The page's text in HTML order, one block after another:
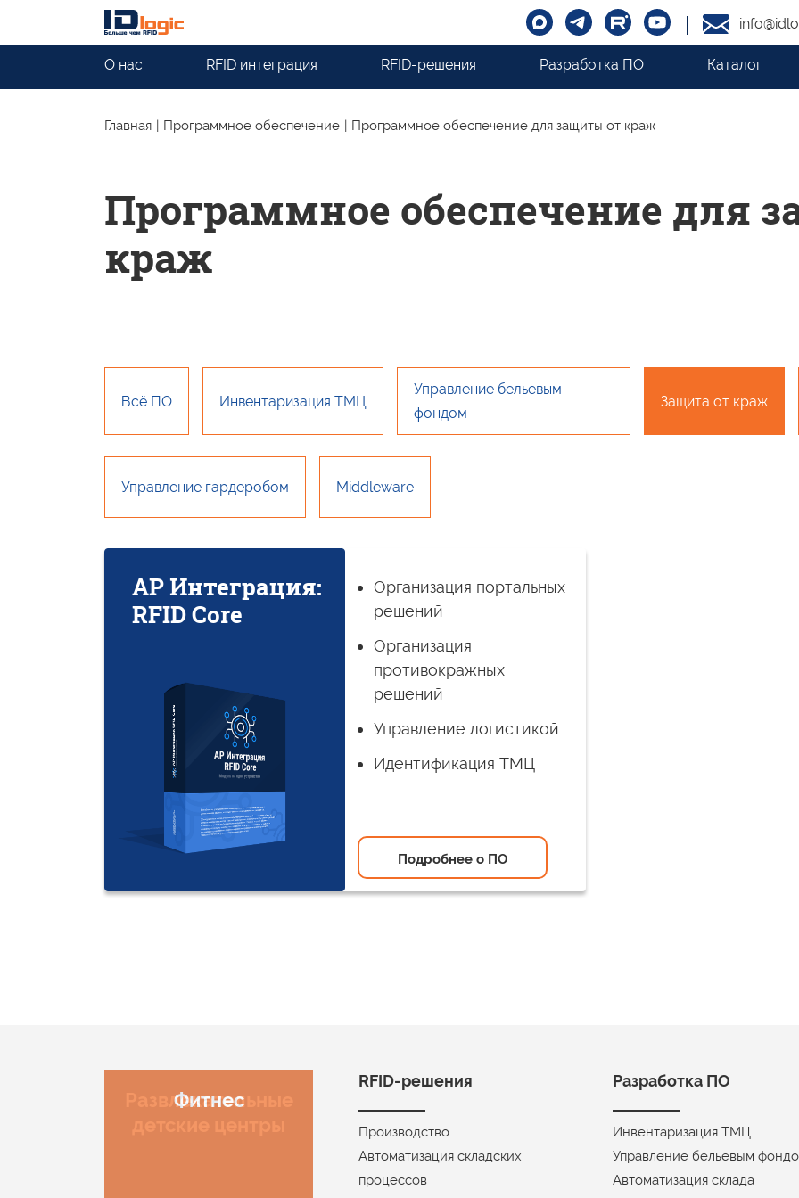
О нас RFID интеграция RFID-решения Разработка ПО Каталог
Главная | Программное обеспечение | Программное обеспечение для защиты от краж
Программное обеспечение для
краж
Всё ПО Инвентаризация ТМЦ
Управление бельевым
фондом
Защита от краж
Управление гардеробом Middleware
АР Интеграция:
RFID Core
Организация портальных
решений
Организация
противокражных
решений
Управление логистикой
Идентификация ТМЦ
Подробнее о ПО
Развлекательные
Фитнес
RFID-решения
Производство
Автоматизация складских
процессов
Разработка ПО
Инвентаризация ТМЦ
Управление бельевым
Автоматизация склада